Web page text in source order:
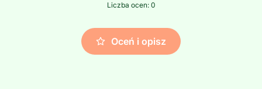
Liczba ocen: 0
Oceń i opisz